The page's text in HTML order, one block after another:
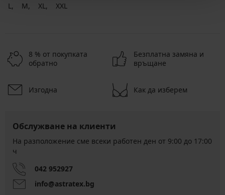
L
M XL XXL
8 % от покупката
обратно
Безплатна замяна и
връщане
Изгодна Как да изберем
Обслужване на клиенти
На разположение сме всеки работен ден от 9:00 до 17:00
ч
042 952927
info@astratex.bg